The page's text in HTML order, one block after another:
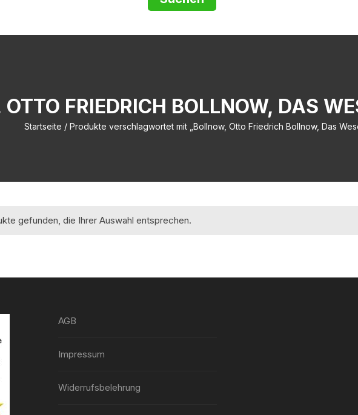
OTTO FRIEDRICH BOLLNOW, DAS
Startseite / Produkte verschlagwortet mit „Bollnow, Otto Friedrich Bollnow, Das
gefunden, die Ihrer Auswahl entsprechen.
AGB
Impressum
Widerrufsbelehrung